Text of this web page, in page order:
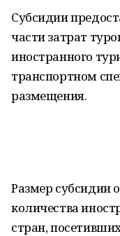
Субсидии
части затрат
иностранного
транспортном
размещения.
Размер субсидии
количества
стран,